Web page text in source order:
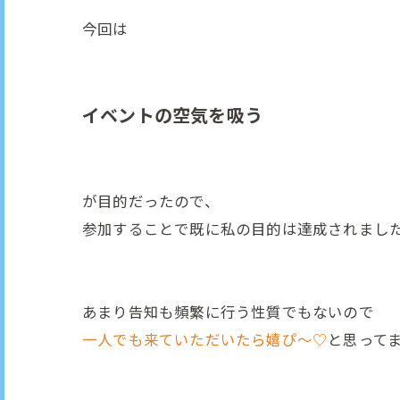
今回は
イベントの空気を吸う
が目的だったので、
参加することで既に私の目的は達成されました
あまり告知も頻繁に行う性質でもないので
一人でも来ていただいたら嬉ぴ～♡ と思って